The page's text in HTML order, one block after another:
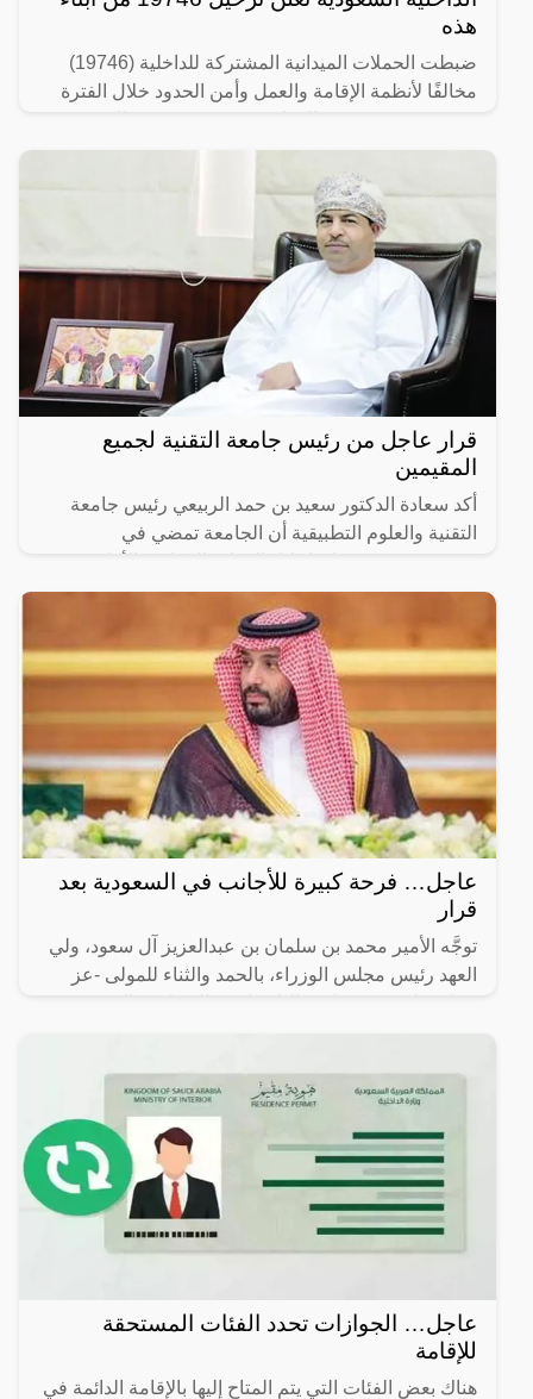
هذه
ضبطت الحملات الميدانية المشتركة للداخلية (19746)
مخالفًا لأنظمة الإقامة والعمل وأمن الحدود خلال الفترة
قرار عاجل من رئيس جامعة التقنية لجميع
المقيمين
أكد سعادة الدكتور سعيد بن حمد الربيعي رئيس جامعة
التقنية والعلوم التطبيقية أن الجامعة تمضي في
بإحلال
عاجل… فرحة كبيرة للأجانب في السعودية بعد
قرار
توجَّه الأمير محمد بن سلمان بن عبدالعزيز آل سعود، ولي
العهد رئيس مجلس الوزراء، بالحمد والثناء للمولى -عز
عاجل… الجوازات تحدد الفئات المستحقة
للإقامة
هناك بعض الفئات التي يتم المتاح إليها بالإقامة الدائمة في